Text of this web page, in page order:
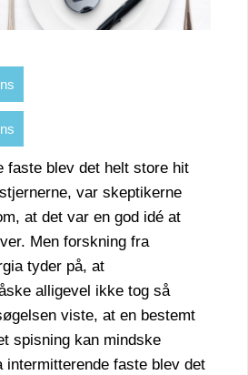
faste blev det helt store hit
var skeptikerne
at det var en god idé at
Men forskning fra
tyder på, at
alligevel ikke tog så
viste, at en bestemt
spisning kan mindske
faste blev det